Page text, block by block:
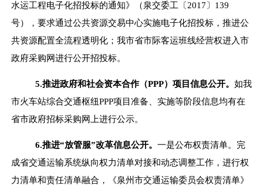
水运工程电子化招投标的通知》（泉交委工〔2017〕 139
号），要求通过公共资源交易中心实施电子化招投标，推进公
共资源配置全流程透明化；我市省市际客运班线经营权进入市
政府采购网进行公开招投标。
5.推进政府和社会资本合作（PPP）项目信息公开。 如我
市火车站综合交通枢纽PPP项目准备、实施等阶段信息均有在
省市政府招标采购网上进行公示。
6.推进“放管服”改革信息公开。 一是公布权责清单。完
成省交通运输系统纵向权力清单对接和动态调整工作，进行权
力清单和责任清单融合，《泉州市交通运输委员会权责清单》